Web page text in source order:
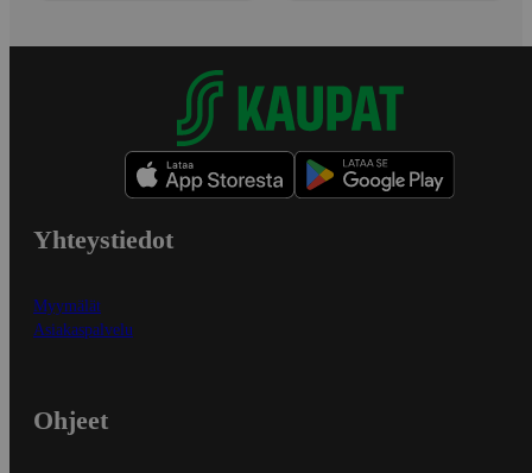
Yhteystiedot
Myymälät
Asiakaspalvelu
Ohjeet